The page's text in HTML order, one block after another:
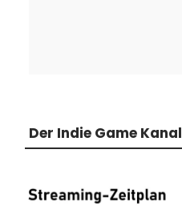
Der Indie Game Kanal